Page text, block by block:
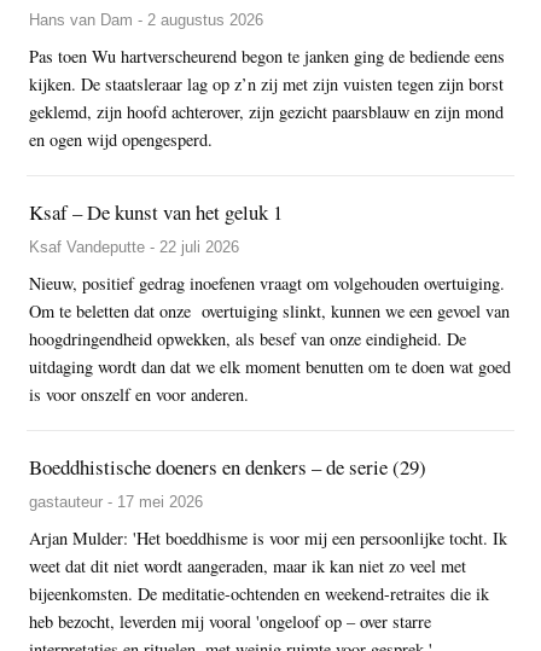
Hans van Dam - 2 augustus 2026
Pas toen Wu hartverscheurend begon te janken ging de bediende eens
kijken. De staatsleraar lag op z’n zij met zijn vuisten tegen zijn borst
geklemd, zijn hoofd achterover, zijn gezicht paarsblauw en zijn mond
en ogen wijd opengesperd.
Ksaf – De kunst van het geluk 1
Ksaf Vandeputte - 22 juli 2026
Nieuw, positief gedrag inoefenen vraagt om volgehouden overtuiging.
Om te beletten dat onze overtuiging slinkt, kunnen we een gevoel van
hoogdringendheid opwekken, als besef van onze eindigheid. De
uitdaging wordt dan dat we elk moment benutten om te doen wat goed
is voor onszelf en voor anderen.
Boeddhistische doeners en denkers – de serie (29)
gastauteur - 17 mei 2026
Arjan Mulder: 'Het boeddhisme is voor mij een persoonlijke tocht. Ik
weet dat dit niet wordt aangeraden, maar ik kan niet zo veel met
bijeenkomsten. De meditatie-ochtenden en weekend-retraites die ik
heb bezocht, leverden mij vooral 'ongeloof op – over starre